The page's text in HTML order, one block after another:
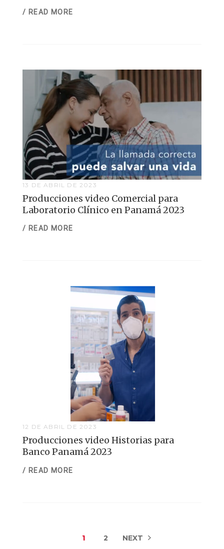
/ READ MORE
13 DE ABRIL DE 2023
Producciones video Comercial para
Laboratorio Clínico en Panamá 2023
/ READ MORE
12 DE ABRIL DE 2023
Producciones video Historias para
Banco Panamá 2023
/ READ MORE
1 2 NEXT